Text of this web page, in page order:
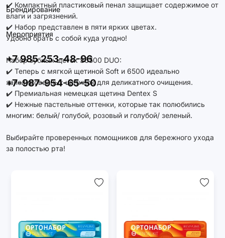
Брендирование
Мероприятия
+7 985 253-48-96
+7-987-954-65-50
✔️ Компактный пластиковый пенал защищает содержимое от
влаги и загрязнений.
✔️ Набор представлен в пяти ярких цветах.
Удобно брать с собой куда угодно!
Набор зубных щеток S6500 DUO:
✔️ Теперь с мягкой щетиной Soft и 6500 идеально
заполированных щетинок для деликатного очищения.
✔️ Премиальная немецкая щетина Dentex S
✔️ Нежные пастельные оттенки, которые так полюбились
многим: белый/ голубой, розовый и голубой/ зеленый.
Выбирайте проверенных помощников для бережного ухода
за полостью рта!